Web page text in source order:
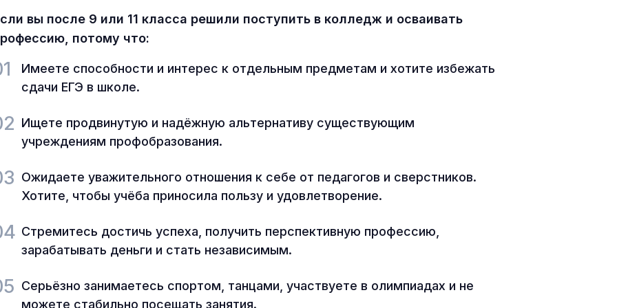
вы после 9 или 11 класса решили поступить в колледж и осваивать
потому что:
Имеете способности и интерес к отдельным предметам и хотите избежать
сдачи ЕГЭ в школе.
Ищете продвинутую и надёжную альтернативу существующим
учреждениям профобразования.
Ожидаете уважительного отношения к себе от педагогов и сверстников.
Хотите, чтобы учёба приносила пользу и удовлетворение.
Стремитесь достичь успеха, получить перспективную профессию,
зарабатывать деньги и стать независимым.
Серьёзно занимаетесь спортом, танцами, участвуете в олимпиадах и не
можете стабильно посещать занятия.